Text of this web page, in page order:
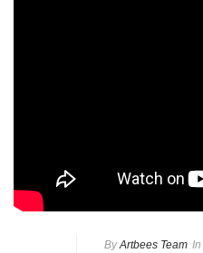
By Artbees Team In